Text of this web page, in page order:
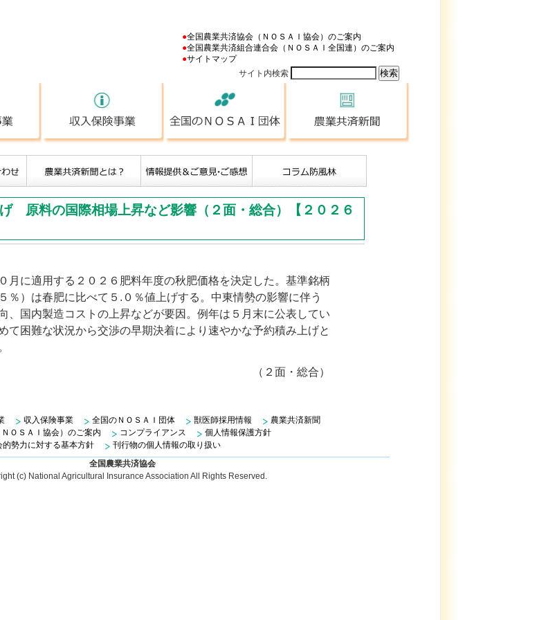
●全国農業共済協会（ＮＯＳＡＩ協会）のご案内
●全国農業共済組合連合会（ＮＯＳＡＩ全国連）のご案内
●サイトマップ
サイト内検索
農業共済事業 収入保険事業 全国のＮＯＳＡＩ団体
原料の国際相場上昇など影響（２面・総合）【２０２６
に適用する２０２６肥料年度の秋肥価格を決定した。基準銘柄
）は春肥に比べて５.０％値上げする。中東情勢の影響に伴う
、国内製造コストの上昇などが要因。例年は５月末に公表してい
て困難な状況から交渉の早期決着により速やかな予約積み上げと
（２面・総合）
収入保険事業 全国のＮＯＳＡＩ団体 獣医師採用情報
農業共済新聞
ＯＳＡＩ協会）のご案内
コンプライアンス
個人情報保護方針
的勢力に対する基本方針
刊行物の個人情報の取り扱い
全国農業共済協会
(c) National Agricultural Insurance Association All Rights Reserved.